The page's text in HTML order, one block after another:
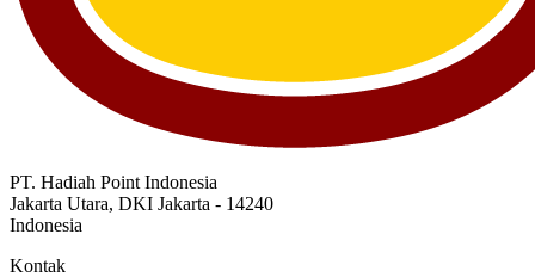
PT. Hadiah Point Indonesia
Jakarta Utara, DKI Jakarta - 14240
Indonesia
Kontak